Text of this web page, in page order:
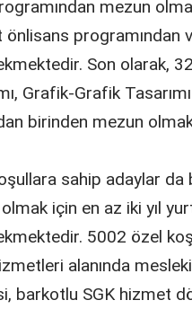
mezun
önlisans programından
Son olarak,
Grafik-Grafik
birinden mezun
sahip adaylar
için en az iki yıl
5002 özel
alanında
barkotlu SGK hizmet